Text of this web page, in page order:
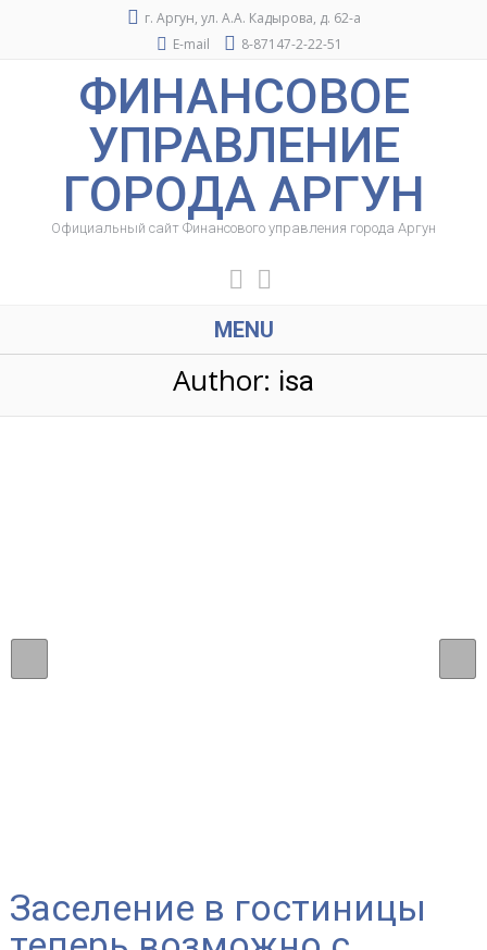
г. Аргун, ул. А.А. Кадырова, д. 62-а
E-mail
8-87147-2-22-51
ФИНАНСОВОЕ
УПРАВЛЕНИЕ
ГОРОДА АРГУН
Официальный сайт Финансового управления города Аргун
MENU
Author: isa
Заселение в гостиницы